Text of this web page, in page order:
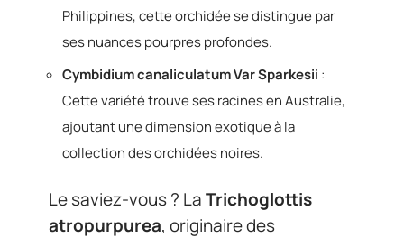
Philippines, cette orchidée se distingue par
ses nuances pourpres profondes.
Cymbidium canaliculatum Var Sparkesii :
Cette variété trouve ses racines en Australie,
ajoutant une dimension exotique à la
collection des orchidées noires.
Le saviez-vous ? LaTrichoglottis
atropurpurea, originaire des